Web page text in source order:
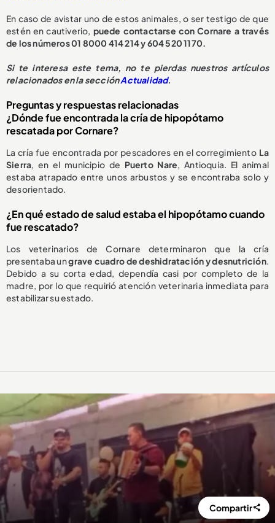
En caso de avistar uno de estos animales, o ser testigo de que
estén en cautiverio, puede contactarse con Cornare a través
de los números 01 8000 414 214 y 604 520 1170.
Si te interesa este tema, no te pierdas nuestros artículos
relacionados en la secciónActualidad.
Preguntas y respuestas relacionadas
¿Dónde fue encontrada la cría de hipopótamo
rescatada por Cornare?
La cría fue encontrada por pescadores en el corregimiento La
Sierra, en el municipio de Puerto Nare, Antioquia. El animal
estaba atrapado entre unos arbustos y se encontraba solo y
desorientado.
¿En qué estado de salud estaba el hipopótamo cuando
fue rescatado?
Los veterinarios de Cornare determinaron que la cría
presentaba ungrave cuadro de deshidratación y desnutrición.
Debido a su corta edad, dependía casi por completo de la
madre, por lo que requirió atención veterinaria inmediata para
estabilizar su estado.
Compartir